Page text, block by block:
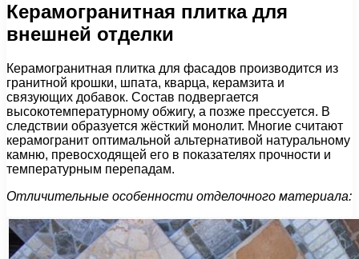
Керамогранитная плитка для
внешней отделки
Керамогранитная плитка для фасадов производится из
гранитной крошки, шпата, кварца, керамзита и
связующих добавок. Состав подвергается
высокотемпературному обжигу, а позже прессуется. В
следствии образуется жёсткий монолит. Многие считают
керамогранит оптимальной альтернативой натуральному
камню, превосходящей его в показателях прочности и
температурным перепадам.
Отличительные особенности отделочного материала: